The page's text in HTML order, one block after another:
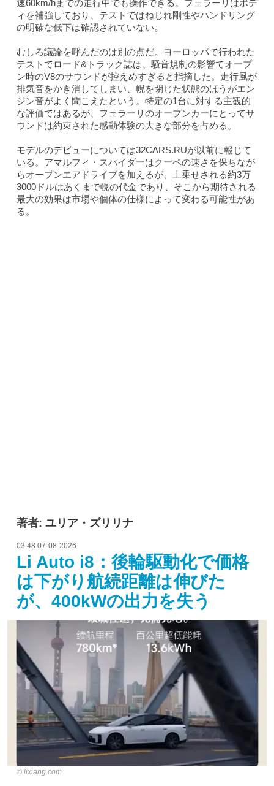
速60km/hまでの走行中でも操作できる。フェラーリはボデ
ィを補強しており、テストではねじれ剛性やハンドリング
の明確な低下は確認されていない。
むしろ議論を呼んだのは別の点だ。ヨーロッパで行われた
テストでロード&トラック誌は、騒音規制の影響でオープ
ン時のV8のサウンドが控えめすぎると指摘した。走行風が
排気音をかき消してしまい、幌を閉じた状態のほうがエン
ジン音がよく聞こえたという。特定の1台に対する主観的
な評価ではあるが、フェラーリのオープンカーにとってサ
ウンドは約束された感動体験の大きな部分を占める。
モデルのデビューについては32CARS.RUが以前に報じて
いる。アマルフィ・スパイダーはクーペの速さを保ちなが
らオープンエアドライブを加えるが、上乗せされる約3万
3000ドルはあくまで幌の代金であり、そこから期待される
最大の効果は市場や個体の仕様によって変わる可能性があ
る。
著者: ユリア・ズリリナ
03:48 07-08-2026
Li Auto i8：後輪駆動化で価格
は下がり航続距離は伸びた
が、400kWの出力を失う
lixiang.com